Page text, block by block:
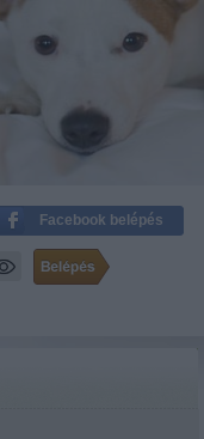
Facebook belépés